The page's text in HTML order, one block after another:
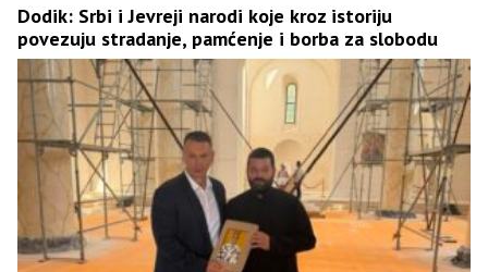
Dodik: Srbi i Јevreji narodi koje kroz istoriju
povezuju stradanje, pamćenje i borba za slobodu